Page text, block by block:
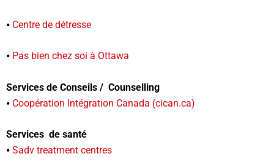
⦁ Centre de détresse
⦁ Pas bien chez soi à Ottawa
Services de Conseils / Counselling
⦁ Coopération Intégration Canada (cican.ca)
Services de santé
⦁ Sadv treatment centres